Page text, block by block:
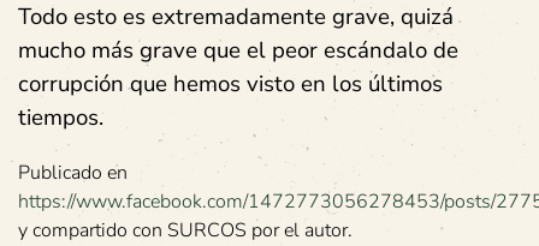
Todo esto es extremadamente grave, quizá
mucho más grave que el peor escándalo de
corrupción que hemos visto en los últimos
tiempos.
Publicado en
https://www.facebook.com/1472773056278453/posts/
y compartido con SURCOS por el autor.